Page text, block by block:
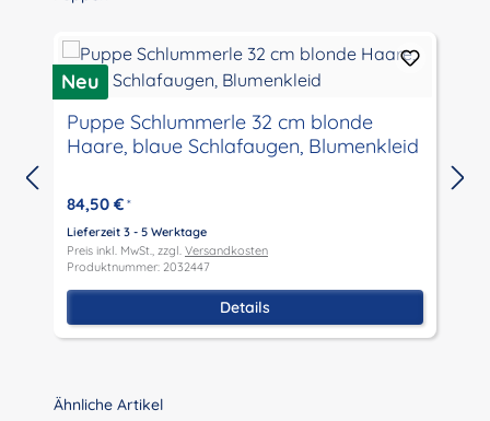
Neu
Puppe Schlummerle 32 cm blonde
Haare, blaue Schlafaugen, Blumenkleid
84,50 € *
Lieferzeit 3 - 5 Werktage
Preis inkl. MwSt., zzgl. Versandkosten
Produktnummer: 2032447
Details
Produktgalerie überspringen
Ähnliche Artikel